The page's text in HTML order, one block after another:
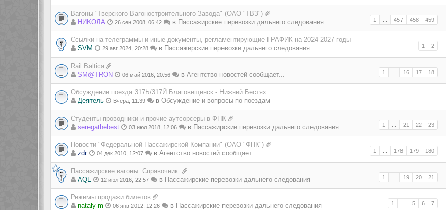
Вагоны "Тверского Вагоностроительного Завода" (ОАО "ТВЗ")
1 457 458 459
НИКОЛА 26 сен 2008, 06:42 в Пассажирские перевозки дальнего следования
Ссылки на телеграммы и иные документы, регламентирующие ГРАФИК на 2024-2027 годы
1 2
SVM 29 авг 2024, 20:28 в Пассажирские перевозки дальнего следования
Rail Baltica
1 16 17 18
SM@TRON 06 май 2016, 20:56 в Агентство новостей сообщает...
Обсуждение поезда 317Ь/317Й Благовещенск - Нижний Бестях
Деятель
Вчера, 11:39 в Обсуждение и вопросы по поездам
Студенты-проводники и прочие аутсорсеры в ФПК
1 21 22 23
seregathebest 03 июл 2018, 12:06 в Пассажирские перевозки дальнего следования
Новости "Федеральной Пассажирской Компании" (ОАО "ФПК")
1 178 179 180
zdr 04 дек 2010, 12:07 в Агентство новостей сообщает...
Пассажирские вагоны. Справочник.
1 19 20 21
AQL 12 июл 2016, 22:57 в Пассажирские перевозки дальнего следования
Режимы продажи билетов
1 5 6 7
nataly-m 06 янв 2012, 12:26 в Пассажирские перевозки дальнего следования